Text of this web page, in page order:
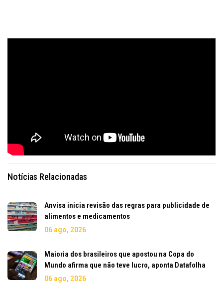
Notícias Relacionadas
Anvisa inicia revisão das regras para publicidade de
alimentos e medicamentos
06 ago, 2026
Maioria dos brasileiros que apostou na Copa do
Mundo afirma que não teve lucro, aponta Datafolha
06 ago, 2026